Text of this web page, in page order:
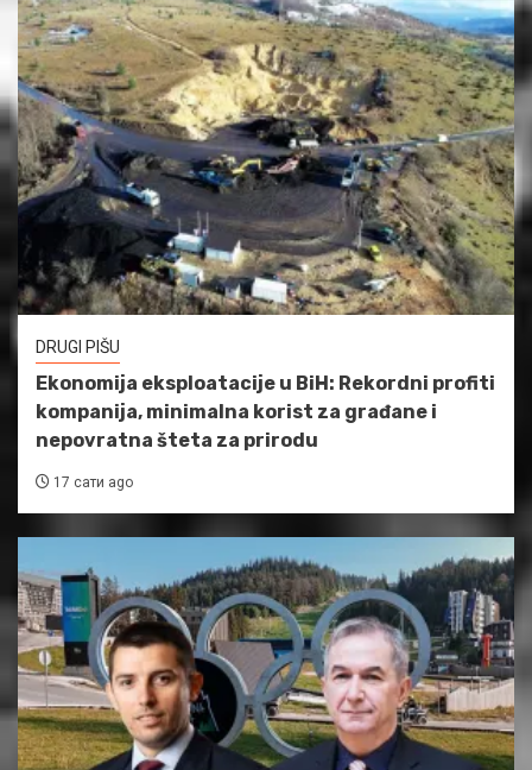
DRUGI PIŠU
Ekonomija eksploatacije u BiH: Rekordni profiti
kompanija, minimalna korist za građane i
nepovratna šteta za prirodu
17 сати ago